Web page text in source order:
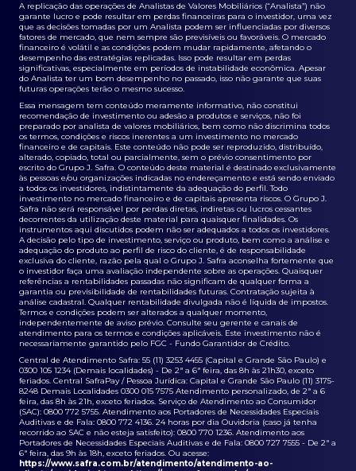
A replicação das operações de Analistas de Valores Mobiliários (“Analista”) não
garante lucro e pode resultar em perdas financeiras para o investidor, uma vez
que as decisões tomadas por um Analista podem ser influenciadas por diversos
fatores de mercado, que nem sempre são previsíveis ou favoráveis. O mercado
financeiro é volátil e as condições podem mudar rapidamente, afetando o
desempenho das estratégias replicadas. Isso pode resultar em perdas
significativas, especialmente em períodos de instabilidade econômica. Apesar
do Analista ter um bom desempenho no passado, isso não garante que suas
futuras operações terão o mesmo sucesso.
Essa mensagem tem conteúdo meramente informativo, não constitui
recomendação de investimento ou adesão a produtos e serviços, não foi
preparado por analista de valores mobiliários, bem como não discrimina todos
os termos, condições e riscos inerentes a um investimento no mercado
financeiro e de capitais. Este conteúdo não pode ser reproduzido, distribuído,
alterado, copiado, total ou parcialmente, sem o prévio consentimento por
escrito do Grupo J. Safra. O conteúdo deste material é destinado exclusivamente
às pessoas e/ou organizações indicadas no endereçamento e está sendo enviado
a todos os investidores, indistintamente da adequação do perfil. Todo
investimento no mercado financeiro e de capitais apresenta riscos. O Grupo J.
Safra não será responsável por perdas diretas, indiretas ou lucros cessantes
decorrentes da utilização deste material para quaisquer finalidades. Os
instrumentos aqui discutidos podem não ser adequados a todos os investidores.
A decisão pelo tipo de investimento, serviço ou produto, bem como a análise e
adequação do produto ao perfil de risco do cliente, é de responsabilidade
exclusiva do cliente, razão pela qual o Grupo J. Safra aconselha fortemente que
o investidor faça uma avaliação independente sobre as operações. Quaisquer
referências a rentabilidades passadas não significam de qualquer forma a
garantia ou previsibilidade de rentabilidades futuras. Contratação sujeita à
análise cadastral. Qualquer rentabilidade divulgada não é líquida de impostos.
Termos e condições podem ser alterados a qualquer momento,
independentemente de aviso prévio. Consulte seu gerente e canais de
atendimento para os termos e condições aplicáveis. Este investimento não é
necessariamente garantido pelo FGC - Fundo Garantidor de Crédito.
Central de Atendimento Safra: 55 (11) 3253 4455 (Capital e Grande São Paulo) e
0300 105 1234 (Demais localidades) - De 2ª a 6ª feira, das 8h às 21h30, exceto
feriados. Central SafraPay / Pessoa Jurídica: Capital e Grande São Paulo (11) 3175-
8248 Demais Localidades 0300 015 7575 Atendimento personalizado, de 2ª a 6
feira, das 8h às 21h, exceto feriados. Serviço de Atendimento ao Consumidor
(SAC): 0800 772 5755. Atendimento aos Portadores de Necessidades Especiais
Auditivas e de Fala: 0800 772 4136. 24 horas por dia Ouvidoria (caso já tenha
recorrido ao SAC e não esteja satisfeito): 0800 770 1236. Atendimento aos
Portadores de Necessidades Especiais Auditivas e de Fala: 0800 727 7555 - De 2ª a
6ª feira, das 9h às 18h, exceto feriados. Ou acesse:
https://www.safra.com.br/atendimento/atendimento-ao-